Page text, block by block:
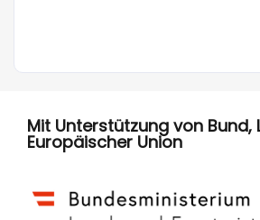
Mit Unterstützung von Bund,
Europäischer Union